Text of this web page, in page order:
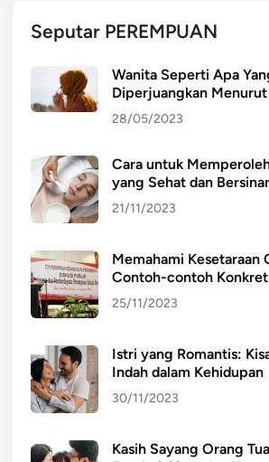
Seputar PEREMPUAN
Wanita Seperti Apa
Diperjuangkan Menurut
28/05/2023
Cara untuk
yang Sehat dan Bersinar
21/11/2023
Memahami Kesetaraan
Contoh-contoh Konkret
25/11/2023
Istri yang Romantis:
Indah dalam Kehidupan
30/11/2023
Kasih Sayang Orang